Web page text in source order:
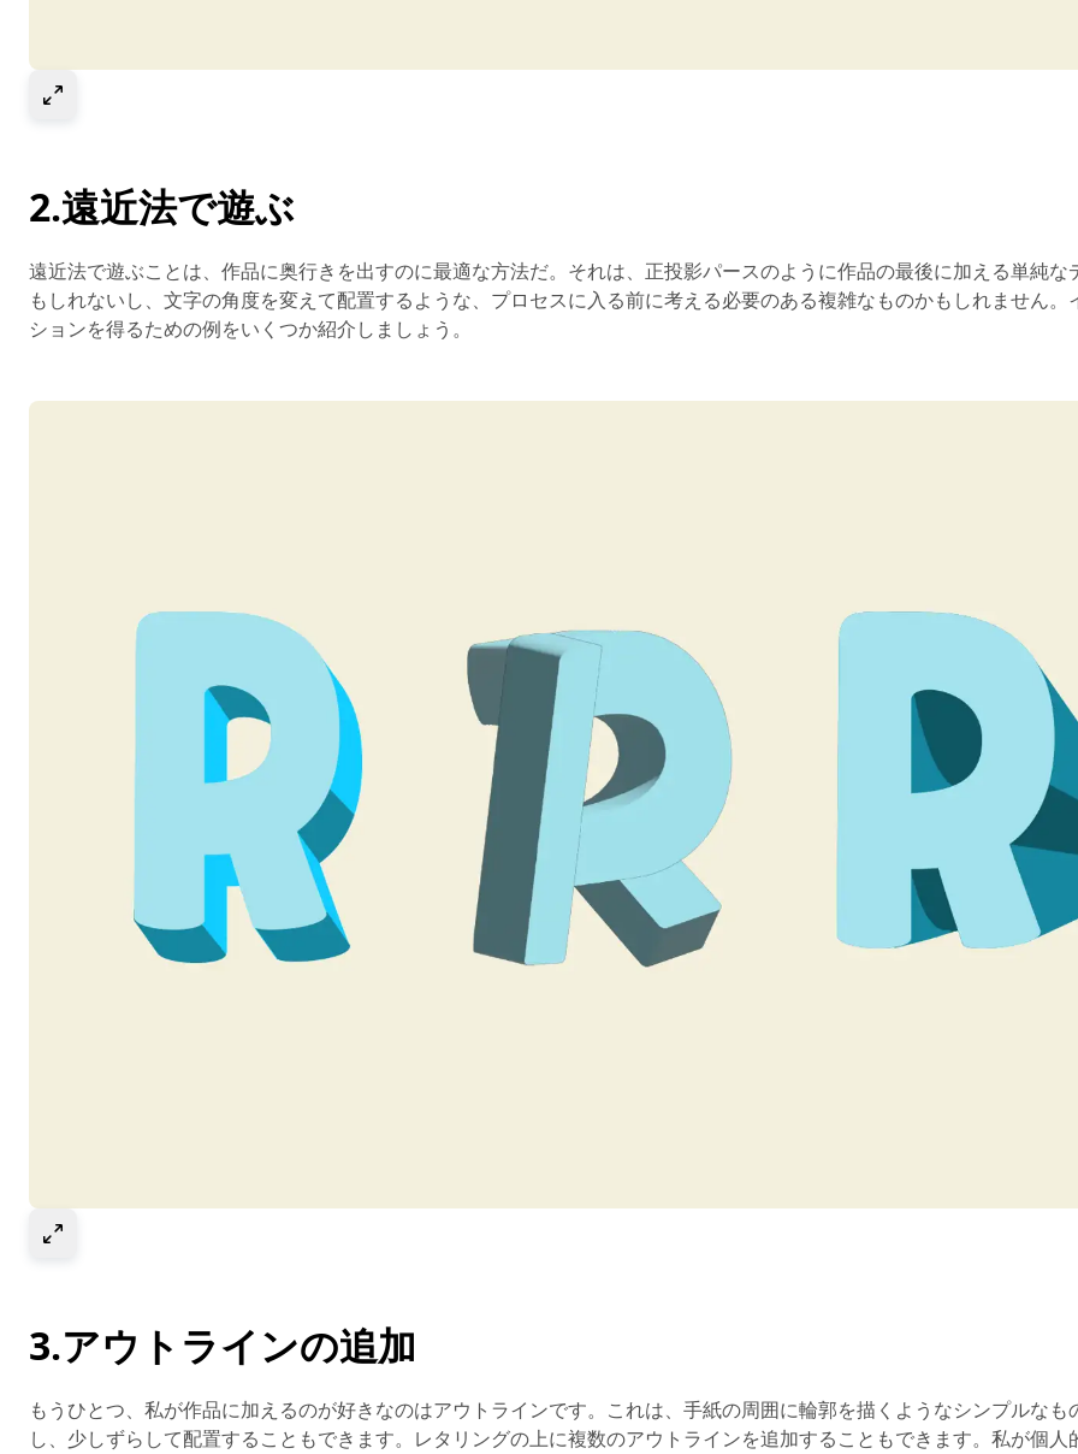
2.遠近法で遊ぶ
遠近法で遊ぶことは、作品に奥行きを出すのに最適な方法だ。それは、正投影パースのように作品の最後に加える単純な
もしれないし、文字の角度を変えて配置するような、プロセスに入る前に考える必要のある複雑なものかもしれません。
ションを得るための例をいくつか紹介しましょう。
3.アウトラインの追加
もうひとつ、私が作品に加えるのが好きなのはアウトラインです。これは、手紙の周囲に輪郭を描くようなシンプルなも
し、少しずらして配置することもできます。レタリングの上に複数のアウトラインを追加することもできます。私が個人